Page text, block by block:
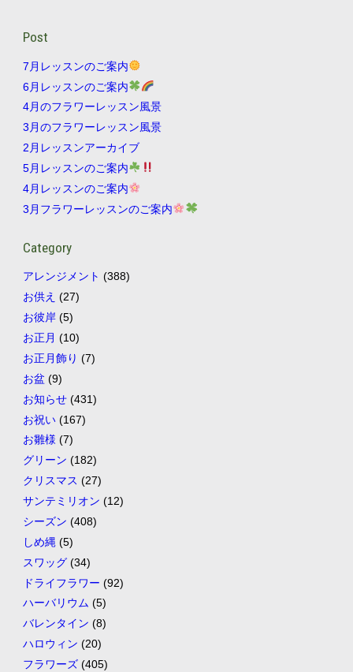
Post
7月レッスンのご案内
6月レッスンのご案内
4月のフラワーレッスン風景
3月のフラワーレッスン風景
2月レッスンアーカイブ
5月レッスンのご案内
4月レッスンのご案内
3月フラワーレッスンのご案内
Category
アレンジメント (388)
お供え (27)
お彼岸(5)
お正月 (10)
お正月飾り (7)
お盆 (9)
お知らせ(431)
お祝い(167)
お雛様 (7)
グリーン (182)
クリスマス (27)
サンテミリオン (12)
シーズン (408)
しめ縄 (5)
スワッグ(34)
ドライフラワー (92)
ハーバリウム (5)
バレンタイン (8)
ハロウィン (20)
フラワーズ(405)